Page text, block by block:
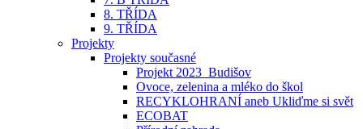
8. TŘÍDA
9. TŘÍDA
Projekty
Projekty současné
Projekt 2023_Budišov
Ovoce, zelenina a mléko do škol
RECYKLOHRANÍ aneb Ukliďme si svět
ECOBAT